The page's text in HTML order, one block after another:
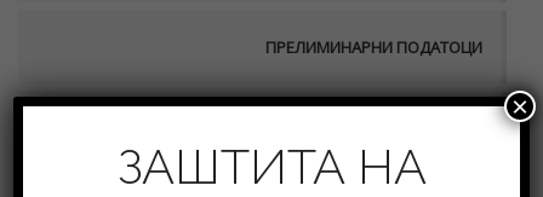
ПРЕЛИМИНАРНИ ПОДАТОЦИ
ЗАШТИТА НА
×